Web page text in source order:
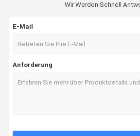
Wegwerfpapierschale
Wegwerfplastikschalen
Biologisch abbaubares und
Papierschalen-Ärmel
Wir Werden Schnell
E-Mail
Anforderung